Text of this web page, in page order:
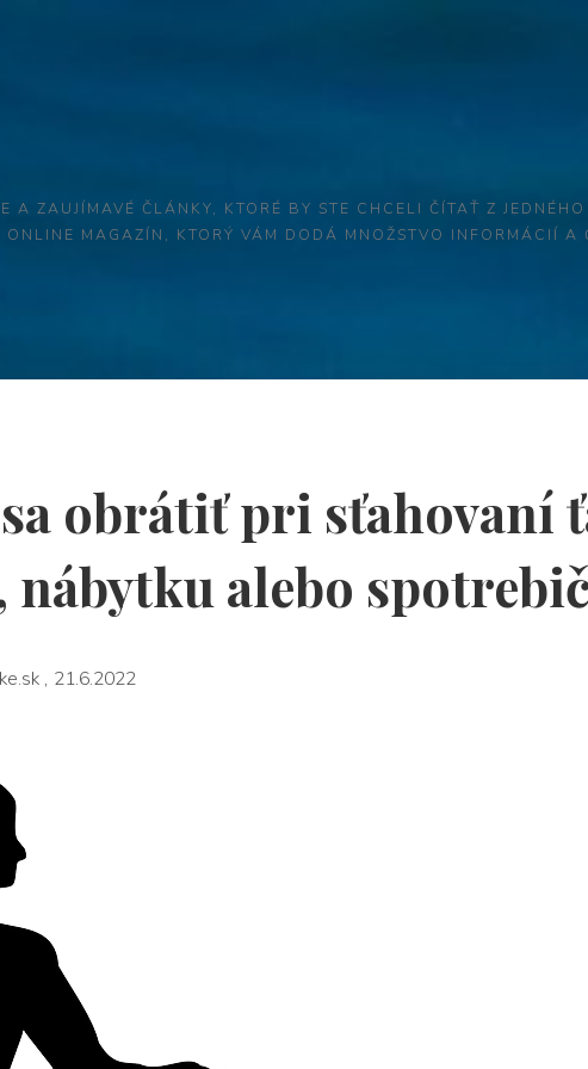
A ZAUJÍMAVÉ ČLÁNKY, KTORÉ BY STE CHCELI ČÍTAŤ Z
MAGAZÍN, KTORÝ VÁM DODÁ MNOŽSTVO INFORMÁCIÍ A
obrátiť pri sťahovaní
nábytku alebo
, 21.6.2022